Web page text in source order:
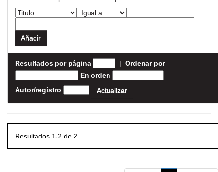
Resultados por página | Ordenar por
En orden
Autor/registro
Resultados 1-2 de 2.